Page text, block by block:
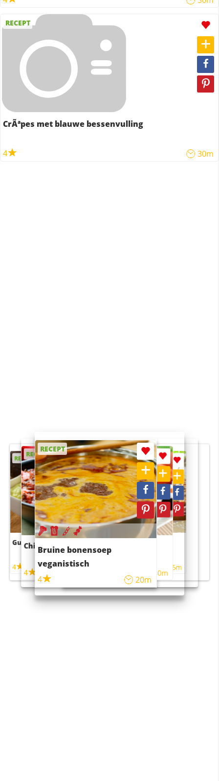
RECEPT
CrÃªpes met blauwe bessenvulling
4 30m
RECEPT
Guacamole
4
RECEPT
Chili con carne
4 45m
RECEPT
Bruine bonensoep
veganistisch
4
20m
RECEPT
Sushi rijstsalade
maaltijdsalade
40m
RECEPT
4 55m